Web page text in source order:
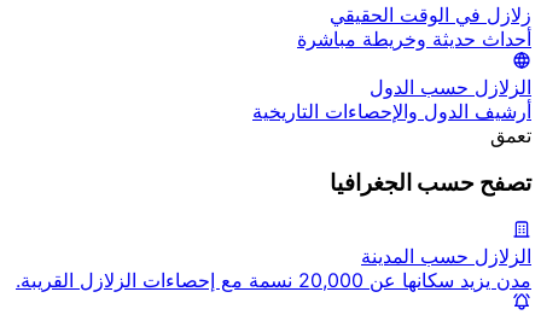
زلازل في الوقت الحقيقي
أحداث حديثة وخريطة مباشرة
الزلازل حسب الدول
أرشيف الدول والإحصاءات التاريخية
تعمق
تصفح حسب الجغرافيا
الزلازل حسب المدينة
مدن يزيد سكانها عن 20,000 نسمة مع إحصاءات الزلازل القريبة.